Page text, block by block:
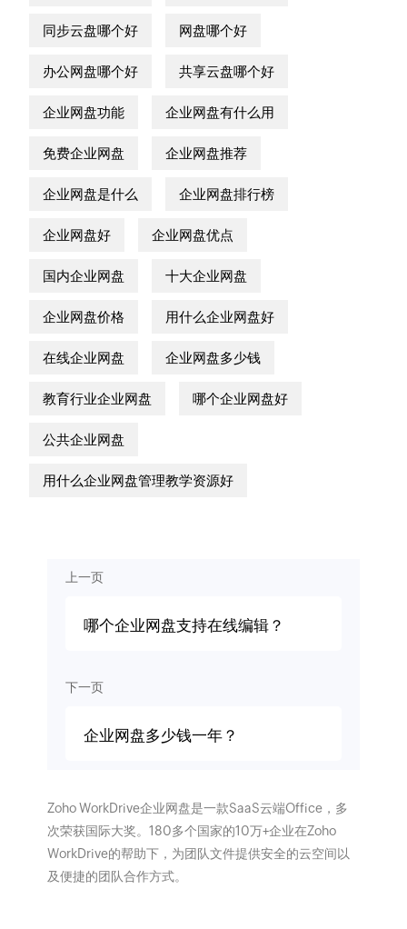
同步云盘哪个好 网盘哪个好
办公网盘哪个好 共享云盘哪个好
企业网盘功能 企业网盘有什么用
免费企业网盘 企业网盘推荐
企业网盘是什么 企业网盘排行榜
企业网盘好 企业网盘优点
国内企业网盘 十大企业网盘
企业网盘价格 用什么企业网盘好
在线企业网盘 企业网盘多少钱
教育行业企业网盘 哪个企业网盘好
公共企业网盘
用什么企业网盘管理教学资源好
上一页
哪个企业网盘支持在线编辑？
下一页
企业网盘多少钱一年？
Zoho WorkDrive企业网盘是一款SaaS云端Office，多
次荣获国际大奖。180多个国家的10万+企业在Zoho
WorkDrive的帮助下，为团队文件提供安全的云空间以
及便捷的团队合作方式。